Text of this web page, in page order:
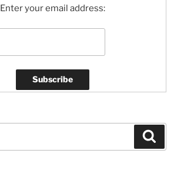
Enter your email address: